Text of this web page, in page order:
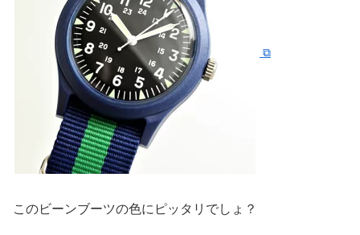
このビーンブーツの色にピッタリでしょ？